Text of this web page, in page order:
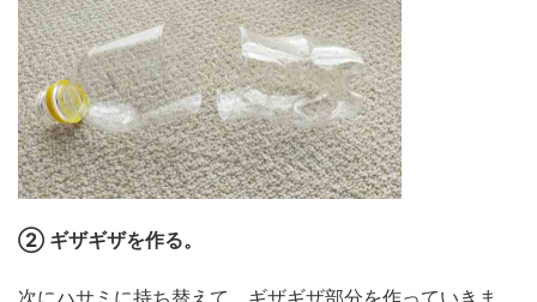
② ギザギザを作る。